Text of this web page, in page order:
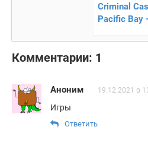
Criminal
Pacific Bay
Комментарии: 1
Аноним 19.12.2021 в
Игры
Ответить